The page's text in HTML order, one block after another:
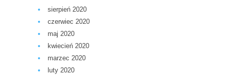
sierpień 2020
czerwiec 2020
maj 2020
kwiecień 2020
marzec 2020
luty 2020